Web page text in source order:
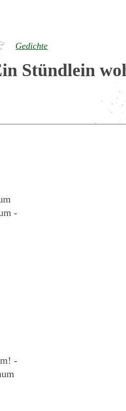
Gedichte
Stündlein
-
-